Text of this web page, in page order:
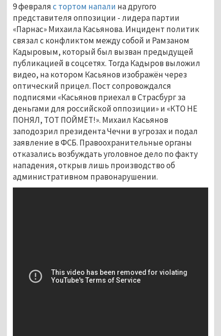
9 февраляс тортом напали на другого
представителя оппозиции - лидера партии
«Парнас» Михаила Касьянова. Инцидент политик
связал с конфликтом между собой и Рамзаном
Кадыровым, который был вызван предыдущей
публикацией в соцсетях. Тогда Кадыров выложил
видео, на котором Касьянов изображён через
оптический прицел. Пост сопровождался
подписями «Касьянов приехал в Страсбург за
деньгами для российской оппозиции» и «КТО НЕ
ПОНЯЛ, ТОТ ПОЙМЁТ!». Михаил Касьянов
заподозрил президента Чечни в угрозах и подал
заявление в ФСБ. Правоохранительные органы
отказались возбуждать уголовное дело по факту
нападения, открыв лишь производство об
административном правонарушении.